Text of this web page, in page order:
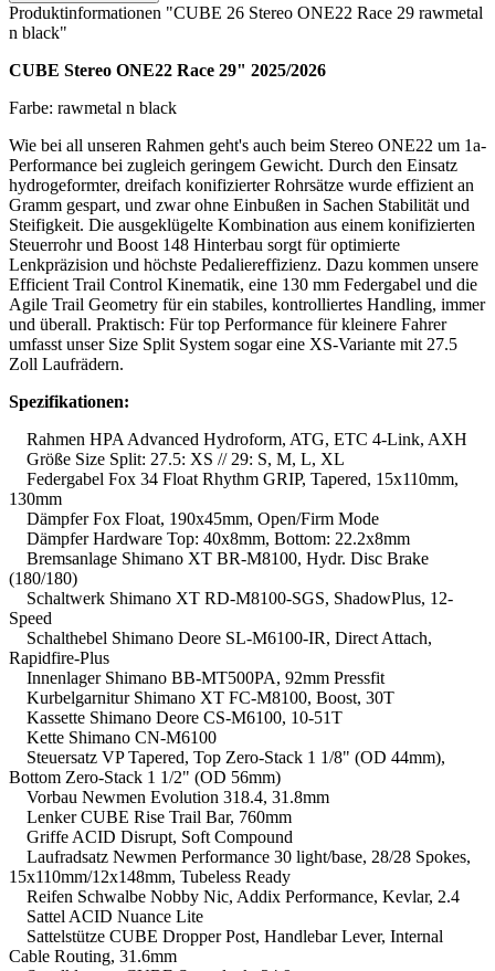
Produktinformationen "CUBE 26 Stereo ONE22 Race 29 rawmetal
n black"
CUBE Stereo ONE22 Race 29" 2025/2026
Farbe: rawmetal n black
Wie bei all unseren Rahmen geht's auch beim Stereo ONE22 um 1a-
Performance bei zugleich geringem Gewicht. Durch den Einsatz
hydrogeformter, dreifach konifizierter Rohrsätze wurde effizient an
Gramm gespart, und zwar ohne Einbußen in Sachen Stabilität und
Steifigkeit. Die ausgeklügelte Kombination aus einem konifizierten
Steuerrohr und Boost 148 Hinterbau sorgt für optimierte
Lenkpräzision und höchste Pedaliereffizienz. Dazu kommen unsere
Efficient Trail Control Kinematik, eine 130 mm Federgabel und die
Agile Trail Geometry für ein stabiles, kontrolliertes Handling, immer
und überall. Praktisch: Für top Performance für kleinere Fahrer
umfasst unser Size Split System sogar eine XS-Variante mit 27.5
Zoll Laufrädern.
Spezifikationen:
Rahmen HPA Advanced Hydroform, ATG, ETC 4-Link, AXH
Größe Size Split: 27.5: XS // 29: S, M, L, XL
Federgabel Fox 34 Float Rhythm GRIP, Tapered, 15x110mm,
130mm
Dämpfer Fox Float, 190x45mm, Open/Firm Mode
Dämpfer Hardware Top: 40x8mm, Bottom: 22.2x8mm
Bremsanlage Shimano XT BR-M8100, Hydr. Disc Brake
(180/180)
Schaltwerk Shimano XT RD-M8100-SGS, ShadowPlus, 12-
Speed
Schalthebel Shimano Deore SL-M6100-IR, Direct Attach,
Rapidfire-Plus
Innenlager Shimano BB-MT500PA, 92mm Pressfit
Kurbelgarnitur Shimano XT FC-M8100, Boost, 30T
Kassette Shimano Deore CS-M6100, 10-51T
Kette Shimano CN-M6100
Steuersatz VP Tapered, Top Zero-Stack 1 1/8" (OD 44mm),
Bottom Zero-Stack 1 1/2" (OD 56mm)
Vorbau Newmen Evolution 318.4, 31.8mm
Lenker CUBE Rise Trail Bar, 760mm
Griffe ACID Disrupt, Soft Compound
Laufradsatz Newmen Performance 30 light/base, 28/28 Spokes,
15x110mm/12x148mm, Tubeless Ready
Reifen Schwalbe Nobby Nic, Addix Performance, Kevlar, 2.4
Sattel ACID Nuance Lite
Sattelstütze CUBE Dropper Post, Handlebar Lever, Internal
Cable Routing, 31.6mm